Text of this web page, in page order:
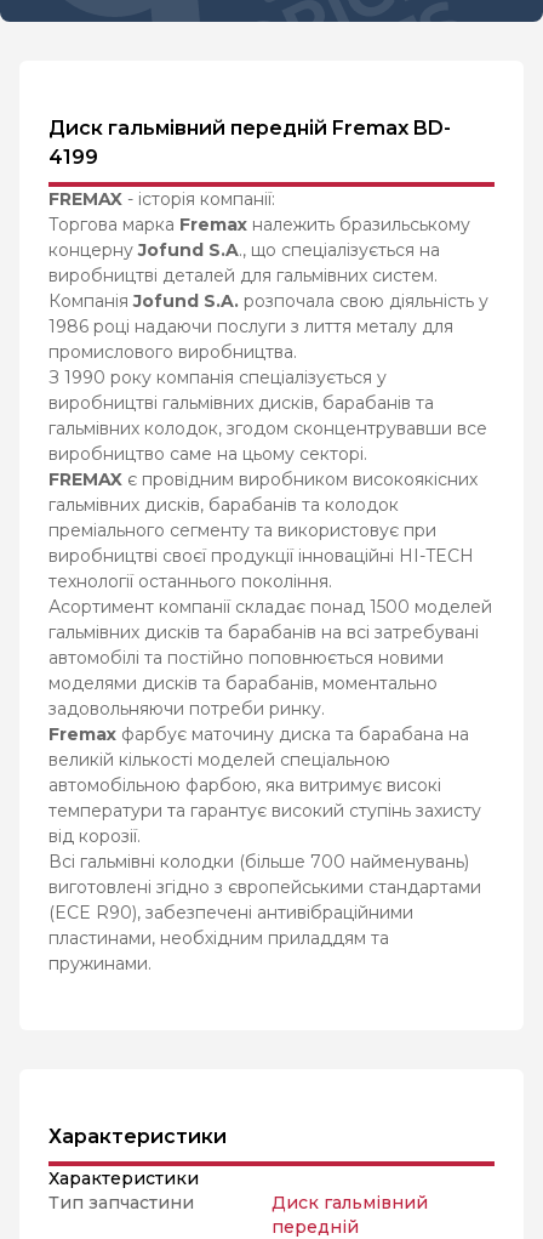
Диск гальмівний передній Fremax BD-
4199
FREMAX - історія компанії:
Торгова марка Fremax належить бразильському
концернуJofund S.A., що спеціалізується на
виробництві деталей для гальмівних систем.
КомпаніяJofund S.A. розпочала свою діяльність у
1986 році надаючи послуги з лиття металу для
промислового виробництва.
З 1990 року компанія спеціалізується у
виробництві гальмівних дисків, барабанів та
гальмівних колодок, згодом сконцентрувавши все
виробництво саме на цьому секторі.
FREMAX є провідним виробником високоякісних
гальмівних дисків, барабанів та колодок
преміального сегменту та використовує при
виробництві своєї продукції інноваційні HI-TECH
технології останнього покоління.
Асортимент компанії складає понад 1500 моделей
гальмівних дисків та барабанів на всі затребувані
автомобілі та постійно поповнюється новими
моделями дисків та барабанів, моментально
задовольняючи потреби ринку.
Fremax фарбує маточину диска та барабана на
великій кількості моделей спеціальною
автомобільною фарбою, яка витримує високі
температури та гарантує високий ступінь захисту
від корозії.
Всі гальмівні колодки (більше 700 найменувань)
виготовлені згідно з європейськими стандартами
(ECE R90), забезпечені антивібраційними
пластинами, необхідним приладдям та
пружинами.
Характеристики
Характеристики
Тип запчастини
Диск гальмівний
передній